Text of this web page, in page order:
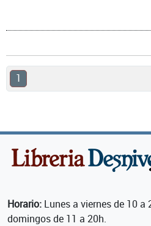
1
Horario: Lunes a viernes de 10 a
domingos de 11 a 20h.